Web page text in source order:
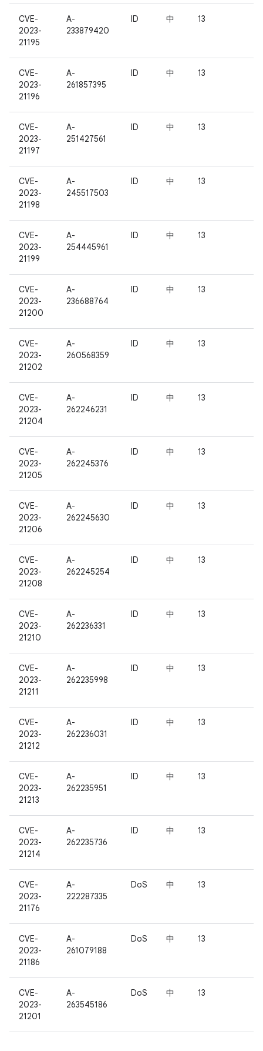
CVE-
2023-
21195
A-
233879420
ID 中 13
CVE-
2023-
21196
A-
261857395
ID 中 13
CVE-
2023-
21197
A-
251427561
ID 中 13
CVE-
2023-
21198
A-
245517503
ID 中 13
CVE-
2023-
21199
A-
254445961
ID 中 13
CVE-
2023-
21200
A-
236688764
ID 中 13
CVE-
2023-
21202
A-
260568359
ID 中 13
CVE-
2023-
21204
A-
262246231
ID 中 13
CVE-
2023-
21205
A-
262245376
ID 中 13
CVE-
2023-
21206
A-
262245630
ID 中 13
CVE-
2023-
21208
A-
262245254
ID 中 13
CVE-
2023-
21210
A-
262236331
ID 中 13
CVE-
2023-
21211
A-
262235998
ID 中 13
CVE-
2023-
21212
A-
262236031
ID 中 13
CVE-
2023-
21213
A-
262235951
ID 中 13
CVE-
2023-
21214
A-
262235736
ID 中 13
CVE-
2023-
21176
A-
222287335
DoS 中 13
CVE-
2023-
21186
A-
261079188
DoS 中 13
CVE-
2023-
21201
A-
263545186
DoS 中 13